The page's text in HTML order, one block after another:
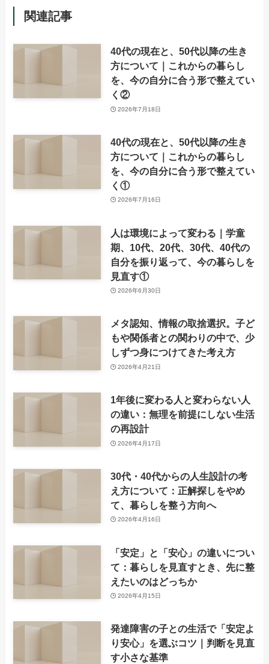
関連記事
40代の現在と、50代以降の生き
方について｜これからの暮らし
を、今の自分に合う形で整えてい
く②
2026年7月18日
40代の現在と、50代以降の生き
方について｜これからの暮らし
を、今の自分に合う形で整えてい
く①
2026年7月16日
人は環境によって変わる｜学童
期、10代、20代、30代、40代の
自分を振り返って、今の暮らしを
見直す①
2026年6月30日
メタ認知、情報の取捨選択。子ど
もや関係者との関わりの中で、少
しずつ身につけてきた考え方
2026年4月21日
1年後に変わる人と変わらない人
の違い：無理を前提にしない生活
の再設計
2026年4月17日
30代・40代からの人生設計の考
え方について：正解探しをやめ
て、暮らしを整う方向へ
2026年4月16日
「安定」と「安心」の違いについ
て：暮らしを見直すとき、先に整
えたいのはどっちか
2026年4月15日
発達障害の子との生活で「安定よ
り安心」を選ぶコツ｜判断を見直
す小さな基準